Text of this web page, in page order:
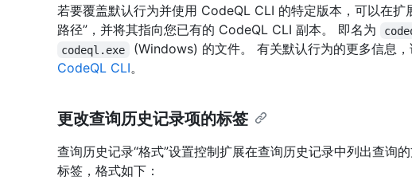
若要覆盖默认行为并使用 CodeQL CLI 的特定版本，可以在
路径”，并将其指向您已有的 CodeQL CLI 副本。 即名为
codeql.exe (Windows) 的文件。 有关默认行为的更多信息，
CodeQL CLI。
更改查询历史记录项的标签
查询历史记录“格式”设置控制扩展在查询历史记录中列出查询
标签，格式如下：